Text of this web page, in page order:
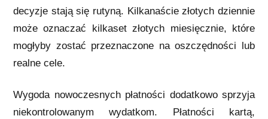
decyzje stają się rutyną. Kilkanaście złotych dziennie
może oznaczać kilkaset złotych miesięcznie, które
mogłyby zostać przeznaczone na oszczędności lub
realne cele.
Wygoda nowoczesnych płatności dodatkowo sprzyja
niekontrolowanym wydatkom. Płatności kartą,